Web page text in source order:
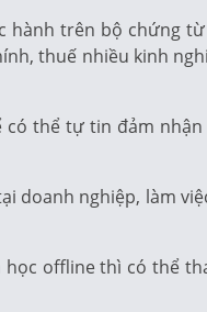
hành trên bộ chứng
thuế nhiều kinh
thể tự tin đảm
doanh nghiệp, làm
offline thì có thể